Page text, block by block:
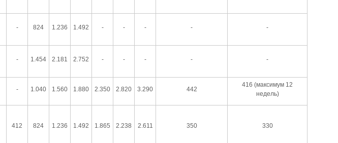
- 824 1.236 1.492 - - - - -
- 1.454 2.181 2.752 - - - - -
- 1.040 1.560 1.880 2.350 2.820 3.290 442
416 (максимум 12
недель)
412 824 1.236 1.492 1.865 2.238 2.611 350 330